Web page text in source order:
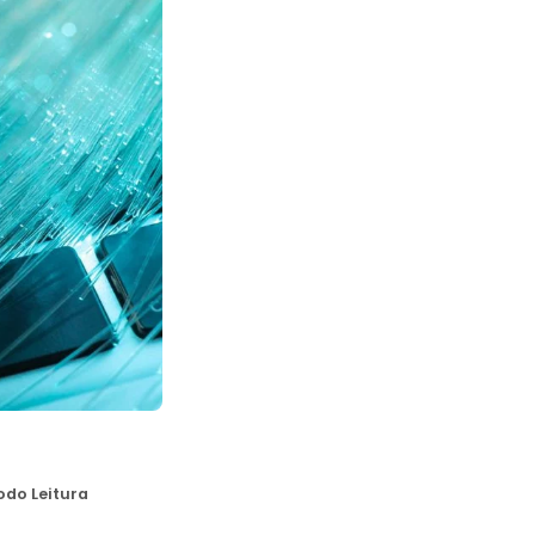
Leitura